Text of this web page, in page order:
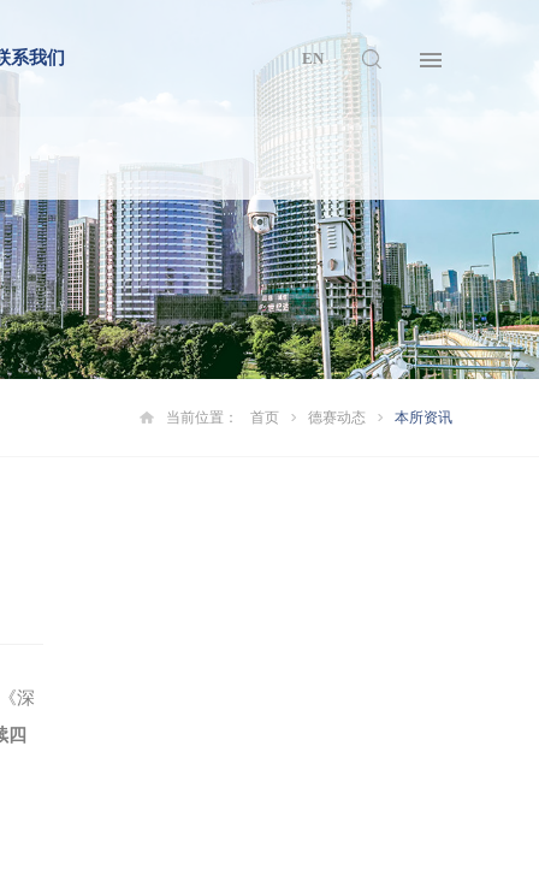
系我们 EN
当前位置： 首页 德赛动态 本所资讯
深
四